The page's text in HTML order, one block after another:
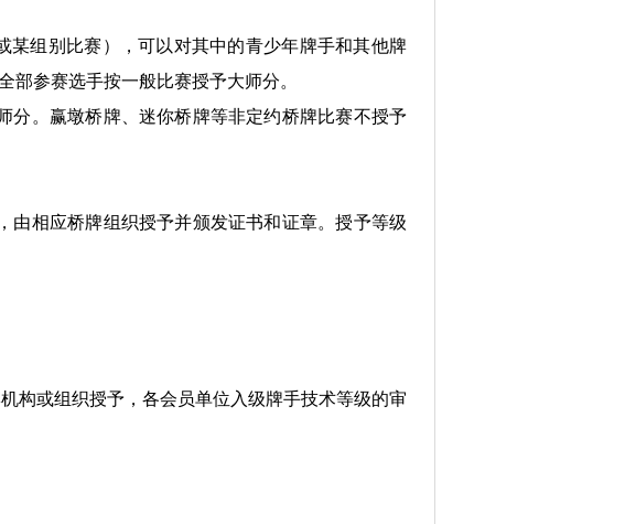
某组别比赛），可以对其中的青少年牌手和其他牌
部参赛选手按一般比赛授予大师分。
分。赢墩桥牌、迷你桥牌等非定约桥牌比赛不授予
由相应桥牌组织授予并颁发证书和证章。授予等级
构或组织授予，各会员单位入级牌手技术等级的审